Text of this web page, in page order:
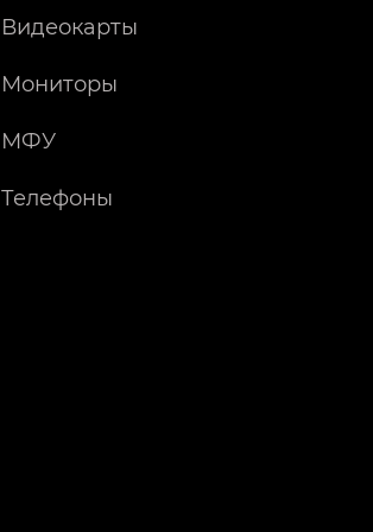
Видеокарты
Мониторы
МФУ
Телефоны